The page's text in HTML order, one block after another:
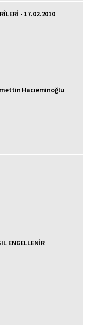
- 17.02.2010
Hacıeminoğlu
ENGELLENİR